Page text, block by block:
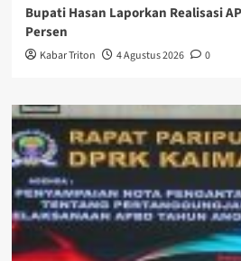
Bupati Hasan Laporkan Realisasi
Persen
Kabar Triton 4 Agustus 2026 0